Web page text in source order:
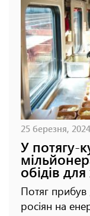
25 березня,
У потягу-
обідів
Потяг прибув
росіян на